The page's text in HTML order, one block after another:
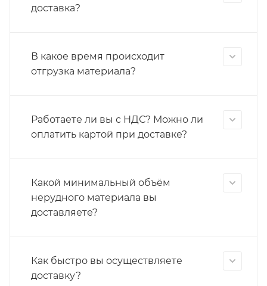
доставка?
В какое время происходит
отгрузка материала?
Работаете ли вы с НДС? Можно ли
оплатить картой при доставке?
Какой минимальный объём
нерудного материала вы
доставляете?
Как быстро вы осуществляете
доставку?